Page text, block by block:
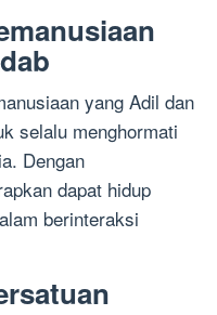
yang Adil dan
selalu menghormati
Dengan
dapat hidup
berinteraksi